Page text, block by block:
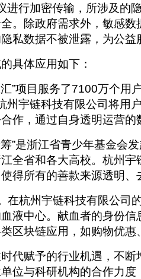
进行加密传输，所涉及的
。除政府需求外，敏感
私数据不被泄露，为公益
具体应用如下：
汇”项目服务了7100万个用
州宇链科技有限公司将用
作，通过自身透明运营的
筹”是浙江省青少年基金会
全省和各大高校。杭州宇
得所有的善款来源透明、
在杭州宇链科技有限公司
液中心。献血者的身份
区块链应用，如购物优惠
代赋予的行业机遇，不
位与科研机构的合作力